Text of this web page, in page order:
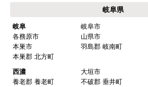
岐阜県
岐阜 岐阜市
各務原市
山県市
本巣市
羽島郡 岐南町
本巣郡 北方町
西濃
大垣市
養老郡 養老町
不破郡 垂井町